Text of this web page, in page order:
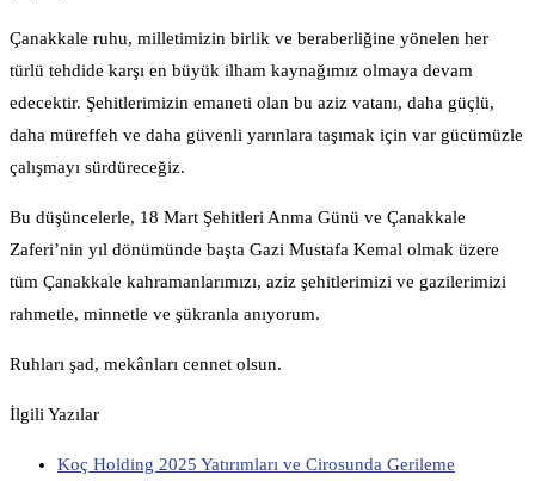
Çanakkale ruhu, milletimizin birlik ve beraberliğine yönelen her
türlü tehdide karşı en büyük ilham kaynağımız olmaya devam
edecektir. Şehitlerimizin emaneti olan bu aziz vatanı, daha güçlü,
daha müreffeh ve daha güvenli yarınlara taşımak için var gücümüzle
çalışmayı sürdüreceğiz.
Bu düşüncelerle, 18 Mart Şehitleri Anma Günü ve Çanakkale
Zaferi’nin yıl dönümünde başta Gazi Mustafa Kemal olmak üzere
tüm Çanakkale kahramanlarımızı, aziz şehitlerimizi ve gazilerimizi
rahmetle, minnetle ve şükranla anıyorum.
Ruhları şad, mekânları cennet olsun.
İlgili Yazılar
Koç Holding 2025 Yatırımları ve Cirosunda Gerileme